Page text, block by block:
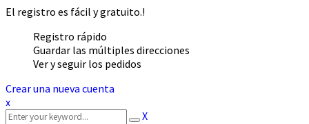
El registro es fácil y gratuito.!
Registro rápido
Guardar las múltiples direcciones
Ver y seguir los pedidos
Crear una nueva cuenta
x
X